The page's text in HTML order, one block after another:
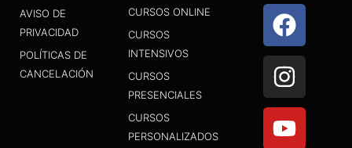
AVISO DE
PRIVACIDAD
POLÍTICAS DE
CANCELACIÓN
CURSOS ONLINE
CURSOS
INTENSIVOS
CURSOS
PRESENCIALES
CURSOS
PERSONALIZADOS
F
a
c
e
b
o
I
n
s
t
a
g
Y
o
u
t
u
b